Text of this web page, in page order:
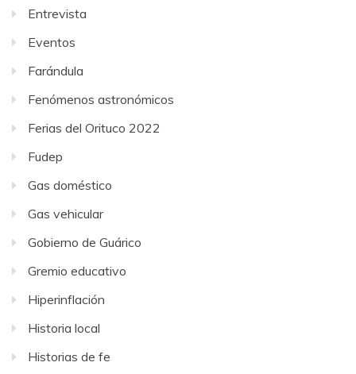
Entrevista
Eventos
Farándula
Fenómenos astronómicos
Ferias del Orituco 2022
Fudep
Gas doméstico
Gas vehicular
Gobierno de Guárico
Gremio educativo
Hiperinflación
Historia local
Historias de fe